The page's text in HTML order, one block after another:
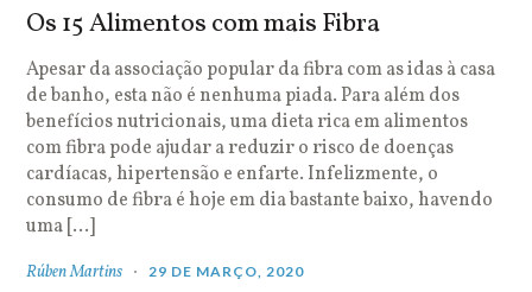
Os 15 Alimentos com mais Fibra
Apesar da associação popular da fibra com as idas à casa
de banho, esta não é nenhuma piada. Para além dos
benefícios nutricionais, uma dieta rica em alimentos
com fibra pode ajudar a reduzir o risco de doenças
cardíacas, hipertensão e enfarte. Infelizmente, o
consumo de fibra é hoje em dia bastante baixo, havendo
uma […]
Rúben Martins 29 DE MARÇO, 2020